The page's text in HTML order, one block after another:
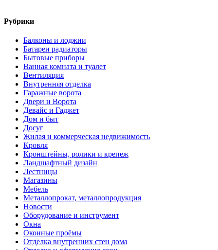
Рубрики
Балконы и лоджии
Батареи радиаторы‎
Бытовые приборы
Ванная комната и туалет
Вентиляция
Внутренняя отделка
Гаражные ворота
Двери и Ворота
Девайс и Гаджет
Дом и быт
Досуг
Жилая и коммерческая недвижимость
Кровля
Кронштейны, ролики и крепеж
Ландшафтный дизайн
Лестницы
Магазины
Мебель
Металлопрокат, металлопродукция
Новости
Оборудование и инструмент
Окна
Оконные проёмы
Отделка внутренних стен дома